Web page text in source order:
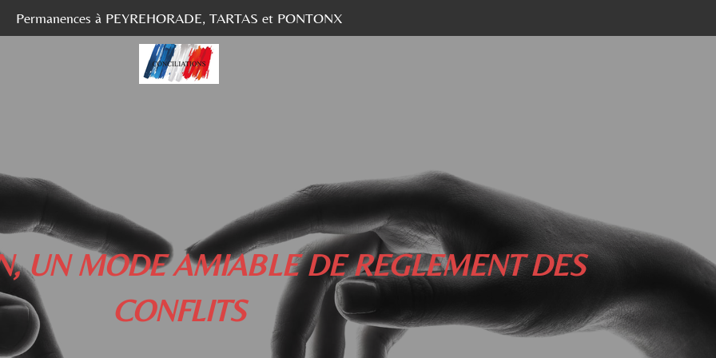
Permanences à PEYREHORADE, TARTAS et PONTONX
UN MODE AMIABLE DE REGLEMENT DES
CONFLITS